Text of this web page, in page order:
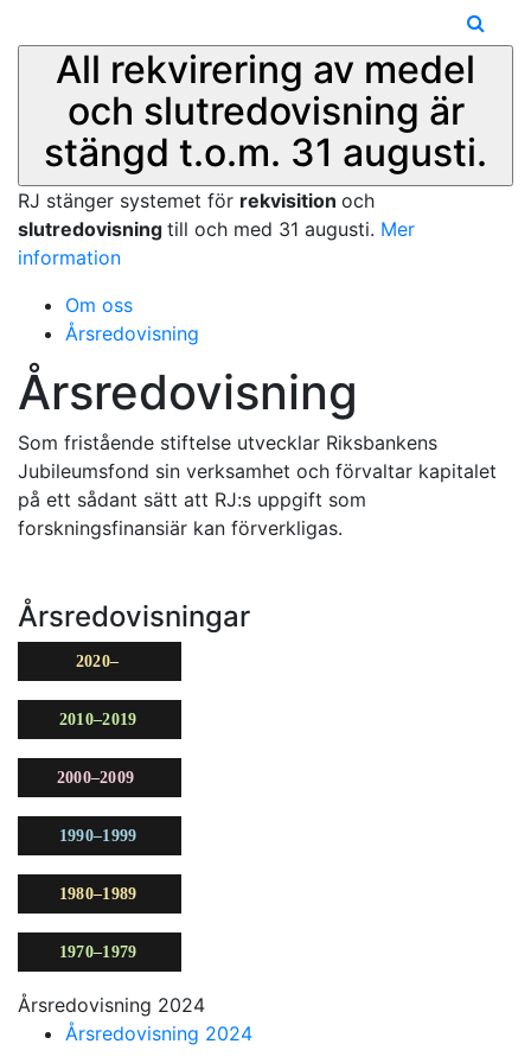
All rekvirering av medel
och slutredovisning är
stängd t.o.m. 31 augusti.
RJ stänger systemet för rekvisition och
slutredovisning till och med 31 augusti. Mer
information
Om oss
Årsredovisning
Årsredovisning
Som fristående stiftelse utvecklar Riksbankens
Jubileumsfond sin verksamhet och förvaltar kapitalet
på ett sådant sätt att RJ:s uppgift som
forskningsfinansiär kan förverkligas.
Årsredovisningar
Årsredovisning 2024
Årsredovisning 2024